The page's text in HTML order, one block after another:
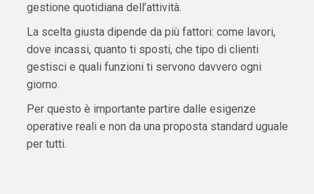
gestione quotidiana dell’attività.
La scelta giusta dipende da più fattori: come lavori,
dove incassi, quanto ti sposti, che tipo di clienti
gestisci e quali funzioni ti servono davvero ogni
giorno.
Per questo è importante partire dalle esigenze
operative reali e non da una proposta standard uguale
per tutti.